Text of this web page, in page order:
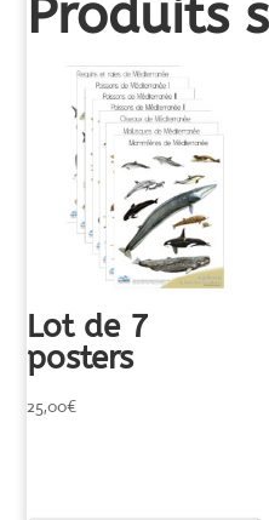
Produits
Lot de 7
posters
25,00€